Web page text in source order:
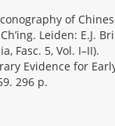
of
Leiden: E.J.
Fasc. 5, Vol. I–II).
Evidence for
296 p.